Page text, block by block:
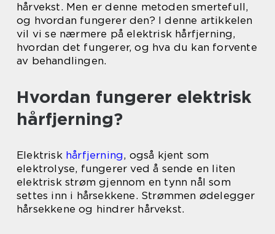
hårvekst. Men er denne metoden smertefull,
og hvordan fungerer den? I denne artikkelen
vil vi se nærmere på elektrisk hårfjerning,
hvordan det fungerer, og hva du kan forvente
av behandlingen.
Hvordan fungerer elektrisk
hårfjerning?
Elektrisk hårfjerning, også kjent som
elektrolyse, fungerer ved å sende en liten
elektrisk strøm gjennom en tynn nål som
settes inn i hårsekkene. Strømmen ødelegger
hårsekkene og hindrer hårvekst.